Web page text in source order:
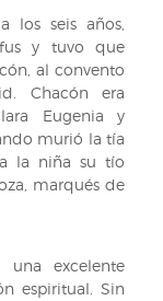
los seis años,
y tuvo que
al convento
Chacón era
Eugenia y
murió la tía
la niña su tío
marqués de
una excelente
espiritual. Sin